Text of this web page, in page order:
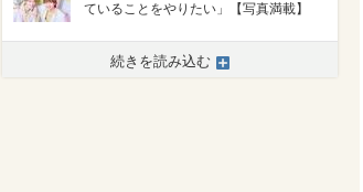
>
ていることをやりたい」【写真満載】
続きを読み込む